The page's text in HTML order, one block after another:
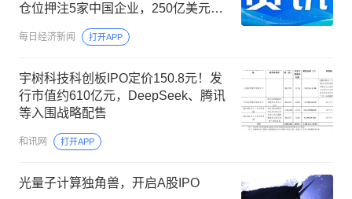
仓位押注5家中国企业，250亿美元明
星ETF重仓长鑫科技
每日经济新闻 打开APP
宇树科技科创板IPO定价150.8元！发
行市值约610亿元，DeepSeek、腾讯
等入围战略配售
和讯网 打开APP
光量子计算独角兽，开启A股IPO